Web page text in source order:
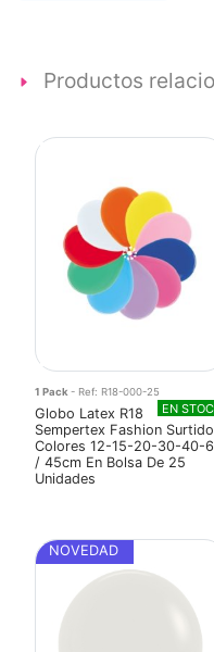
Productos
1 Pack - Ref: R18-000-25
EN
Globo Latex R18
Sempertex Fashion Surtido
Colores 12-15-20-30-40-
/ 45cm En Bolsa De 25
Unidades
NOVEDAD